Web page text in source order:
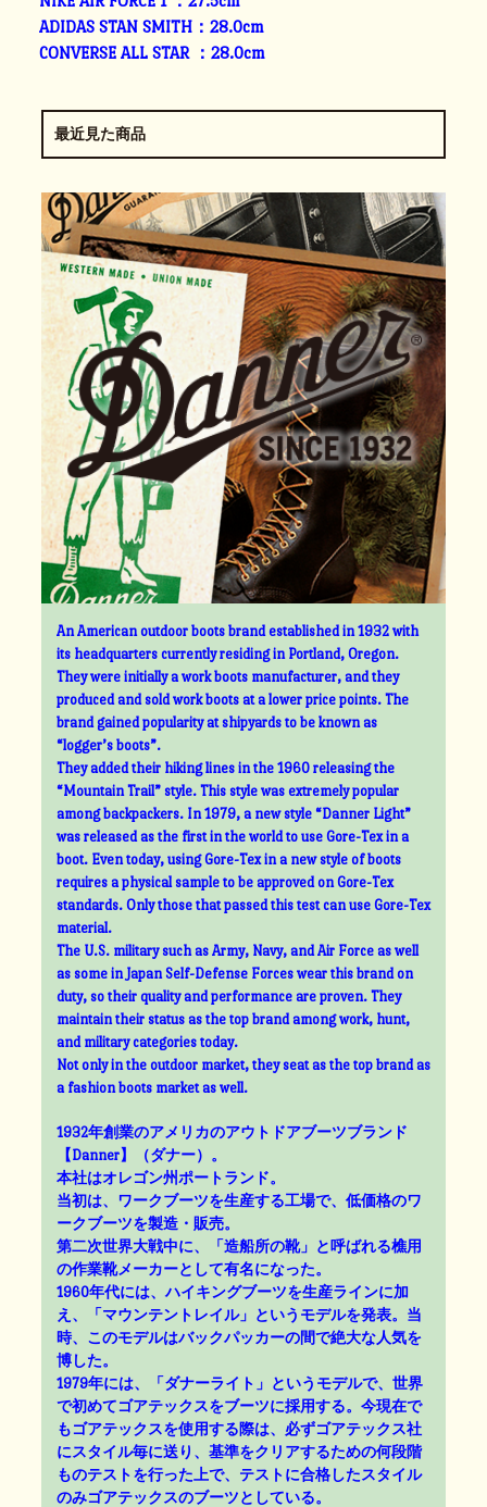
ADIDAS STAN SMITH：28.0cm
CONVERSE ALL STAR ：28.0cm
最近見た商品
An American outdoor boots brand established in 1932 with
its headquarters currently residing in Portland, Oregon.
They were initially a work boots manufacturer, and they
produced and sold work boots at a lower price points. The
brand gained popularity at shipyards to be known as
“logger’s boots”.
They added their hiking lines in the 1960 releasing the
“Mountain Trail” style. This style was extremely popular
among backpackers. In 1979, a new style “Danner Light”
was released as the first in the world to use Gore-Tex in a
boot. Even today, using Gore-Tex in a new style of boots
requires a physical sample to be approved on Gore-Tex
standards. Only those that passed this test can use Gore-Tex
material.
The U.S. military such as Army, Navy, and Air Force as well
as some in Japan Self-Defense Forces wear this brand on
duty, so their quality and performance are proven. They
maintain their status as the top brand among work, hunt,
and military categories today.
Not only in the outdoor market, they seat as the top brand as
a fashion boots market as well.
1932年創業のアメリカのアウトドアブーツブランド
【Danner】（ダナー）。
本社はオレゴン州ポートランド。
当初は、ワークブーツを生産する工場で、低価格のワ
ークブーツを製造・販売。
第二次世界大戦中に、「造船所の靴」と呼ばれる樵用
の作業靴メーカーとして有名になった。
1960年代には、ハイキングブーツを生産ラインに加
え、「マウンテントレイル」というモデルを発表。当
時、このモデルはバックパッカーの間で絶大な人気を
博した。
1979年には、「ダナーライト」というモデルで、世界
で初めてゴアテックスをブーツに採用する。今現在で
もゴアテックスを使用する際は、必ずゴアテックス社
にスタイル毎に送り、基準をクリアするための何段階
ものテストを行った上で、テストに合格したスタイル
のみゴアテックスのブーツとしている。